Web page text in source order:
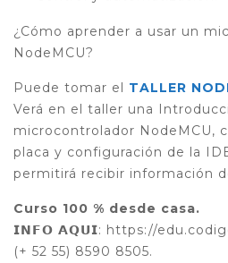
¿Cómo aprender a usar un
NodeMCU?
Puede tomar el TALLER
Verá en el taller una
microcontrolador NodeMCU,
placa y configuración de la
permitirá recibir información
Curso 100 % desde casa.
𝗜𝗡𝗙𝗢 𝗔𝗤𝗨𝗜: https://
(+ 52 55) 8590 8505.